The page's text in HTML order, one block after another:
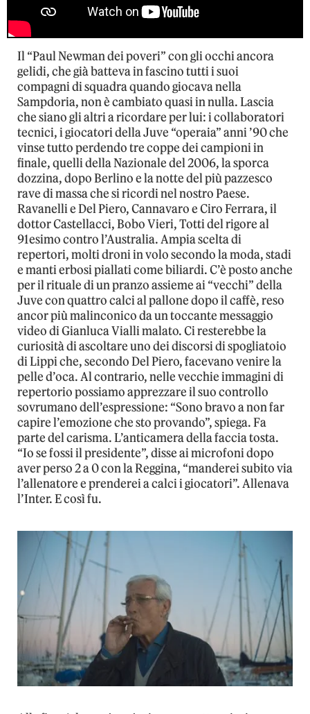
Il “Paul Newman dei poveri” con gli occhi ancora
gelidi, che già batteva in fascino tutti i suoi
compagni di squadra quando giocava nella
Sampdoria, non è cambiato quasi in nulla. Lascia
che siano gli altri a ricordare per lui: i collaboratori
tecnici, i giocatori della Juve “operaia” anni ’90 che
vinse tutto perdendo tre coppe dei campioni in
finale, quelli della Nazionale del 2006, la sporca
dozzina, dopo Berlino e la notte del più pazzesco
rave di massa che si ricordi nel nostro Paese.
Ravanelli e Del Piero, Cannavaro e Ciro Ferrara, il
dottor Castellacci, Bobo Vieri, Totti del rigore al
91esimo contro l’Australia. Ampia scelta di
repertori, molti droni in volo secondo la moda, stadi
e manti erbosi piallati come biliardi. C’è posto anche
per il rituale di un pranzo assieme ai “vecchi” della
Juve con quattro calci al pallone dopo il caffè, reso
ancor più malinconico da un toccante messaggio
video di Gianluca Vialli malato. Ci resterebbe la
curiosità di ascoltare uno dei discorsi di spogliatoio
di Lippi che, secondo Del Piero, facevano venire la
pelle d’oca. Al contrario, nelle vecchie immagini di
repertorio possiamo apprezzare il suo controllo
sovrumano dell’espressione: “Sono bravo a non far
capire l’emozione che sto provando”, spiega. Fa
parte del carisma. L’anticamera della faccia tosta.
“Io se fossi il presidente”, disse ai microfoni dopo
aver perso 2 a 0 con la Reggina, “manderei subito via
l’allenatore e prenderei a calci i giocatori”. Allenava
l’Inter. E così fu.